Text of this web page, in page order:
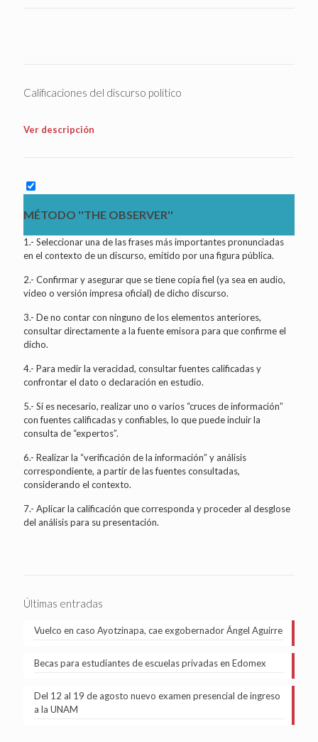
Calificaciones del discurso político
Ver descripción
MÉTODO ''THE OBSERVER''
1.- Seleccionar una de las frases más importantes pronunciadas
en el contexto de un discurso, emitido por una figura pública.
2.- Confirmar y asegurar que se tiene copia fiel (ya sea en audio,
video o versión impresa oficial) de dicho discurso.
3.- De no contar con ninguno de los elementos anteriores,
consultar directamente a la fuente emisora para que confirme el
dicho.
4.- Para medir la veracidad, consultar fuentes calificadas y
confrontar el dato o declaración en estudio.
5.- Si es necesario, realizar uno o varios “cruces de información”
con fuentes calificadas y confiables, lo que puede incluir la
consulta de “expertos”.
6.- Realizar la “verificación de la información” y análisis
correspondiente, a partir de las fuentes consultadas,
considerando el contexto.
7.- Aplicar la calificación que corresponda y proceder al desglose
del análisis para su presentación.
Últimas entradas
Vuelco en caso Ayotzinapa, cae exgobernador Ángel Aguirre
Becas para estudiantes de escuelas privadas en Edomex
Del 12 al 19 de agosto nuevo examen presencial de ingreso
a la UNAM